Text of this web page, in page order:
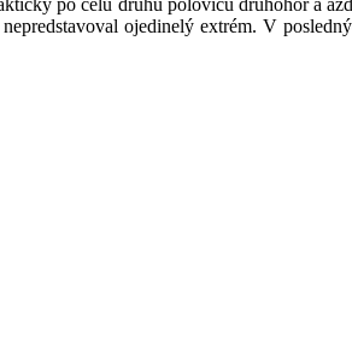
ojedinelý extrém. V